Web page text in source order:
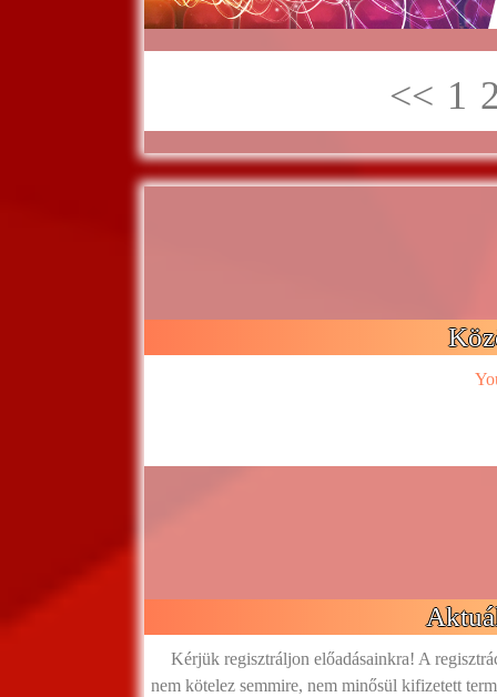
<< 1
Kérjük regisztráljon előadásainkra! A
nem kötelez semmire, nem minősül kifizetett